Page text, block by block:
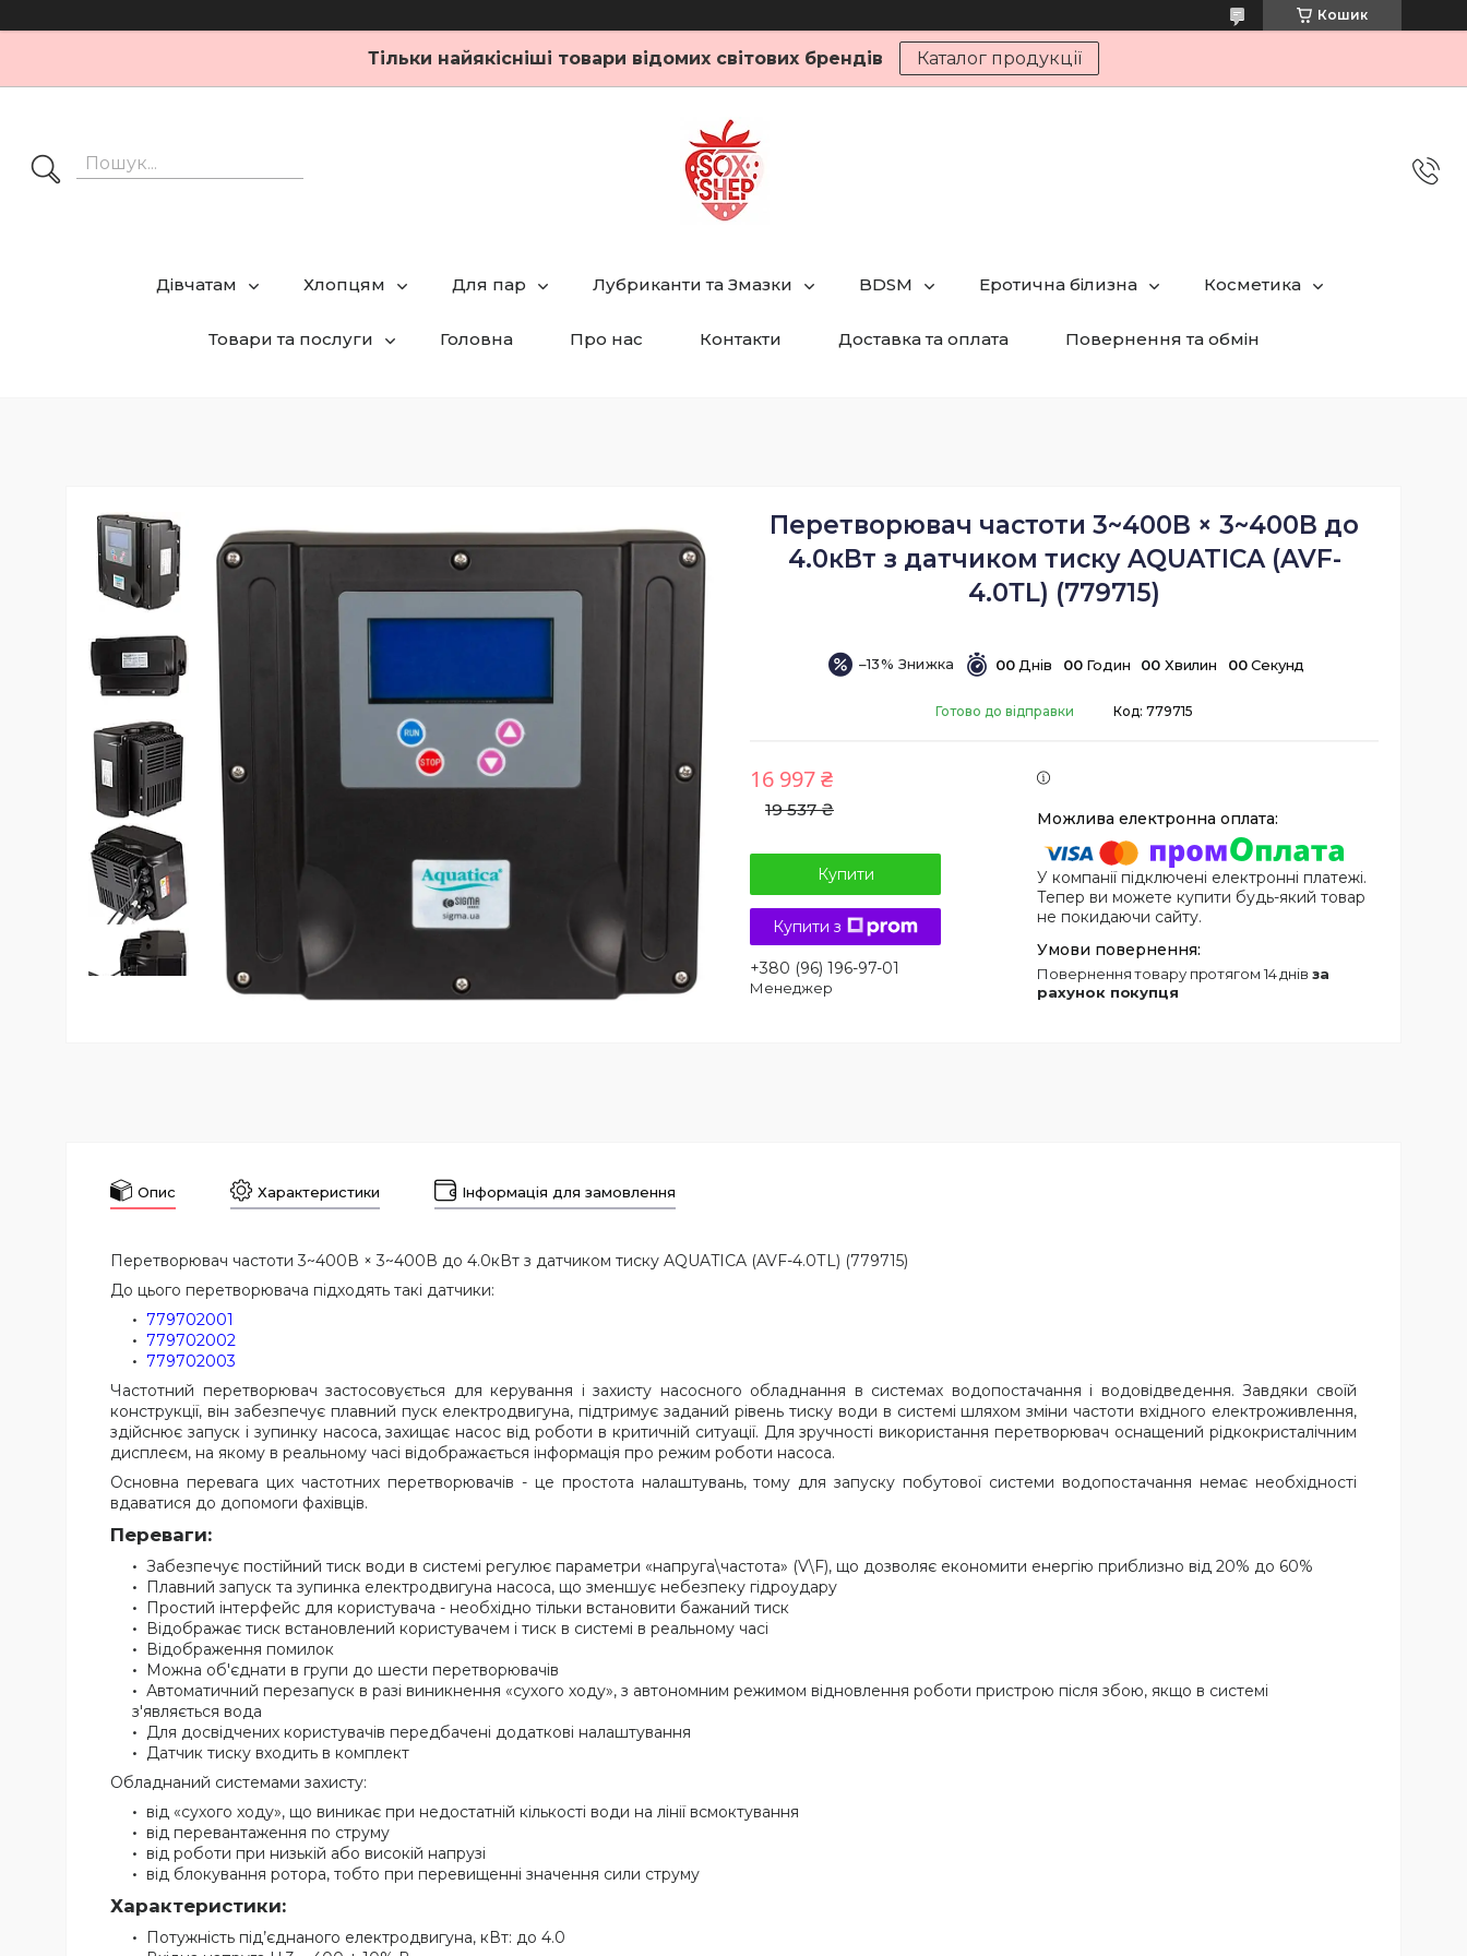
Кошик
Тільки найякісніші товари відомих світових брендів Каталог продукції
Дівчатам Хлопцям Для пар Лубриканти та Змазки BDSM Еротична білизна Косметика
Товари та послуги Головна Про нас Контакти Доставка та оплата Повернення та обмін
Перетворювач частоти 3~400В × 3~400В до
4.0кВт з датчиком тиску AQUATICA (AVF-
4.0ТL) (779715)
–13% 00 Днів 00 Годин 00 Хвилин 00 Секунд
Готово до відправки Код: 779715
19 537 ₴
16 997 ₴
Купити
Купити з
+380 (96) 196-97-01
Менеджер
У компанії підключені електронні платежі.
Тепер ви можете купити будь-який товар
не покидаючи сайту.
повернення товару протягом 14 днів за
рахунок покупця
Опис Характеристики Інформація для замовлення
Перетворювач частоти 3~400В × 3~400В до 4.0кВт з датчиком тиску AQUATICA (AVF-4.0ТL) (779715)
До цього перетворювача підходять такі датчики:
779702001
779702002
779702003
Частотний перетворювач застосовується для керування і захисту насосного обладнання в системах водопостачання і водовідведення. Завдяки своїй
конструкції, він забезпечує плавний пуск електродвигуна, підтримує заданий рівень тиску води в системі шляхом зміни частоти вхідного електроживлення,
здійснює запуск і зупинку насоса, захищає насос від роботи в критичній ситуації. Для зручності використання перетворювач оснащений рідкокристалічним
дисплеєм, на якому в реальному часі відображається інформація про режим роботи насоса.
Основна перевага цих частотних перетворювачів - це простота налаштувань, тому для запуску побутової системи водопостачання немає необхідності
вдаватися до допомоги фахівців.
Переваги:
Забезпечує постійний тиск води в системі регулює параметри «напруга\частота» (V\F), що дозволяє економити енергію приблизно від 20% до 60%
Плавний запуск та зупинка електродвигуна насоса, що зменшує небезпеку гідроудару
Простий інтерфейс для користувача - необхідно тільки встановити бажаний тиск
Відображає тиск встановлений користувачем і тиск в системі в реальному часі
Відображення помилок
Можна об'єднати в групи до шести перетворювачів
Автоматичний перезапуск в разі виникнення «сухого ходу», з автономним режимом відновлення роботи пристрою після збою, якщо в системі
з'являється вода
Для досвідчених користувачів передбачені додаткові налаштування
Датчик тиску входить в комплект
Обладнаний системами захисту:
від «сухого ходу», що виникає при недостатній кількості води на лінії всмоктування
від перевантаження по струму
від роботи при низькій або високій напрузі
від блокування ротора, тобто при перевищенні значення сили струму
Характеристики:
Потужність під’єднаного електродвигуна, кВт: до 4.0